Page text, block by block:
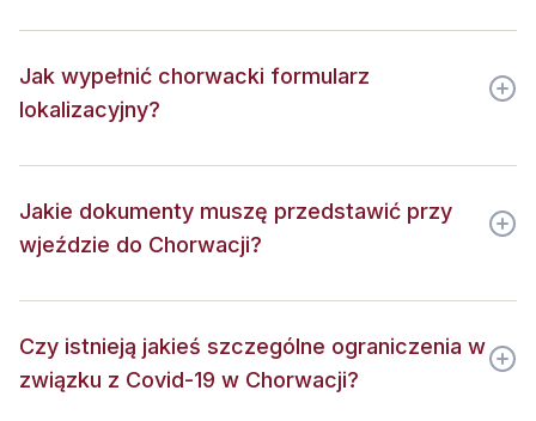
Jak wypełnić chorwacki formularz
lokalizacyjny?
Jakie dokumenty muszę przedstawić przy
wjeździe do Chorwacji?
Czy istnieją jakieś szczególne ograniczenia w
związku z Covid-19 w Chorwacji?